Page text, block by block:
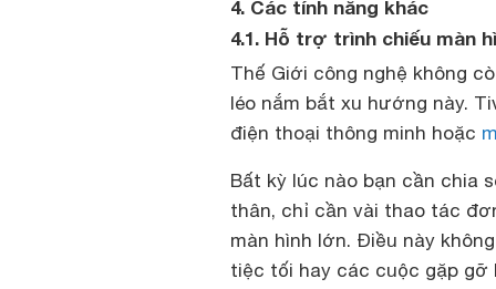
4. Các tính năng khác
4.1. Hỗ trợ trình chiếu màn
Thế Giới công nghệ không
léo nắm bắt xu hướng này.
điện thoại thông minh hoặc
Bất kỳ lúc nào bạn cần chia
thân, chỉ cần vài thao tác
màn hình lớn. Điều này
tiệc tối hay các cuộc gặp gỡ